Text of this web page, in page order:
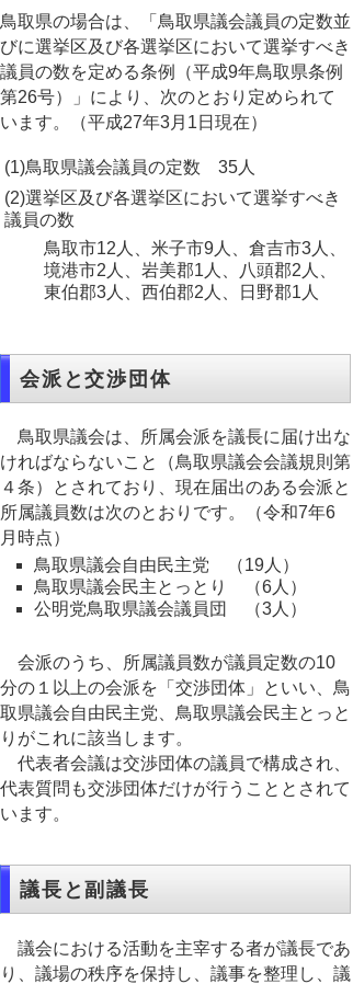
鳥取県の場合は、「鳥取県議会議員の定数並
びに選挙区及び各選挙区において選挙すべき
議員の数を定める条例（平成9年鳥取県条例
第26号）」により、次のとおり定められて
います。（平成27年3月1日現在）
(1)鳥取県議会議員の定数 35人
(2)選挙区及び各選挙区において選挙すべき
議員の数
鳥取市12人、米子市9人、倉吉市3人、
境港市2人、岩美郡1人、八頭郡2人、
東伯郡3人、西伯郡2人、日野郡1人
会派と交渉団体
鳥取県議会は、所属会派を議長に届け出な
ければならないこと（鳥取県議会会議規則第
４条）とされており、現在届出のある会派と
所属議員数は次のとおりです。（令和7年6
月時点）
鳥取県議会自由民主党 （19人）
鳥取県議会民主とっとり （6人）
公明党鳥取県議会議員団 （3人）
会派のうち、所属議員数が議員定数の10
分の１以上の会派を「交渉団体」といい、鳥
取県議会自由民主党、鳥取県議会民主とっと
りがこれに該当します。
代表者会議は交渉団体の議員で構成され、
代表質問も交渉団体だけが行うこととされて
います。
議長と副議長
議会における活動を主宰する者が議長であ
り、議場の秩序を保持し、議事を整理し、議